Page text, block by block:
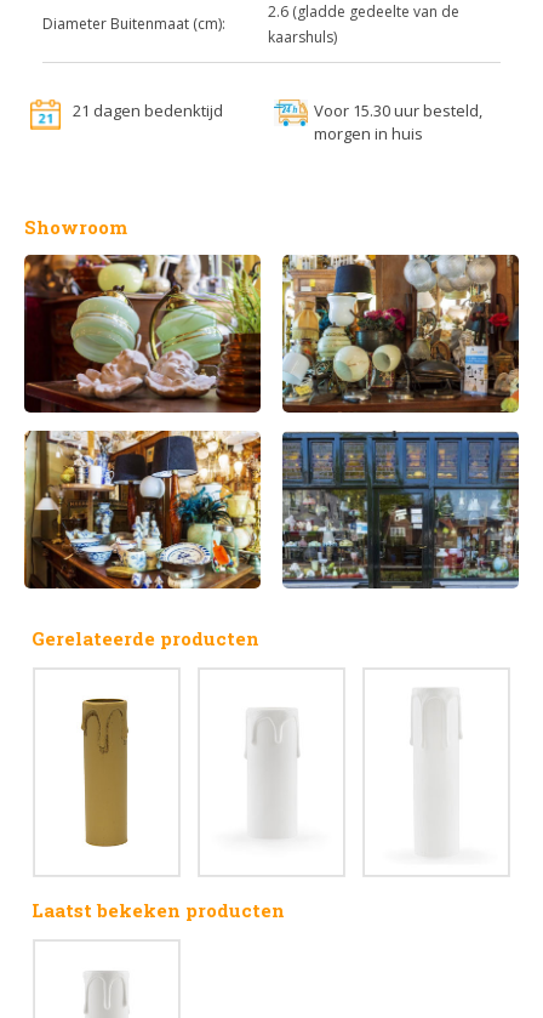
Diameter Buitenmaat (cm):
2.6 (gladde gedeelte van de
kaarshuls)
21 dagen bedenktijd
Voor 15.30 uur besteld,
morgen in huis
Showroom
Gerelateerde producten
Laatst bekeken producten